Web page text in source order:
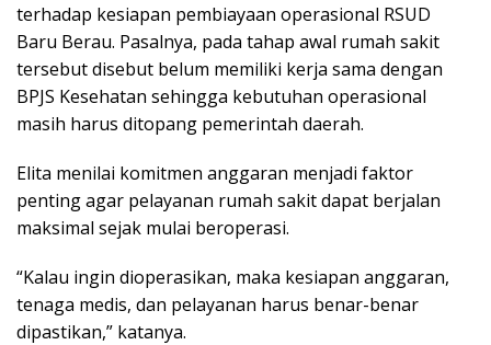
terhadap kesiapan pembiayaan operasional RSUD
Baru Berau. Pasalnya, pada tahap awal rumah sakit
tersebut disebut belum memiliki kerja sama dengan
BPJS Kesehatan sehingga kebutuhan operasional
masih harus ditopang pemerintah daerah.
Elita menilai komitmen anggaran menjadi faktor
penting agar pelayanan rumah sakit dapat berjalan
maksimal sejak mulai beroperasi.
“Kalau ingin dioperasikan, maka kesiapan anggaran,
tenaga medis, dan pelayanan harus benar-benar
dipastikan,” katanya.